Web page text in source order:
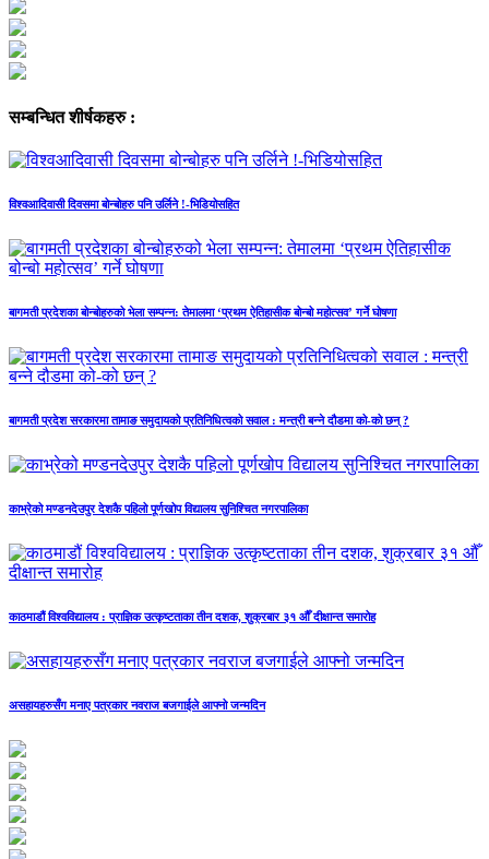
सम्बन्धित शीर्षकहरु :
विश्वआदिवासी दिवसमा बोन्बोहरु पनि उर्लिने !-भिडियोसहित
बागमती प्रदेशका बोन्बोहरुको भेला सम्पन्न: तेमालमा ‘प्रथम ऐतिहासीक बोन्बो महोत्सव’ गर्ने घोषणा
बागमती प्रदेश सरकारमा तामाङ समुदायको प्रतिनिधित्वको सवाल : मन्त्री बन्ने दौडमा को‐को छन् ?
काभ्रेको मण्डनदेउपुर देशकै पहिलो पूर्णखोप विद्यालय सुनिश्चित नगरपालिका
काठमाडौं विश्वविद्यालय : प्राज्ञिक उत्कृष्टताका तीन दशक, शुक्रबार ३१ औँ दीक्षान्त समारोह
असहायहरुसँग मनाए पत्रकार नवराज बजगाईले आफ्नो जन्मदिन